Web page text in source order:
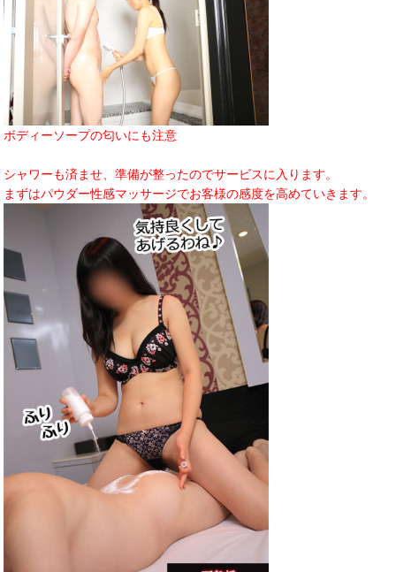
ボディーソープの匂いにも注意
シャワーも済ませ、準備が整ったのでサービスに入ります。
まずはパウダー性感マッサージでお客様の感度を高めていきます。